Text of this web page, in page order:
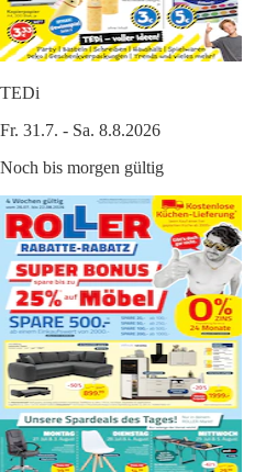
TEDi
Fr. 31.7. - Sa. 8.8.2026
Noch bis morgen gültig